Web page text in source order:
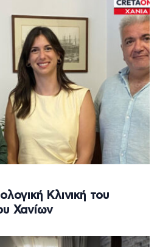
Κλινική του
Χανίων